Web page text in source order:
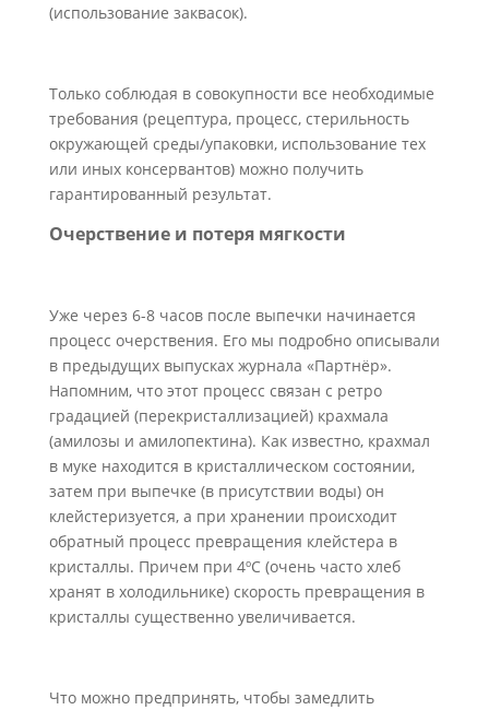
(использование заквасок).
Только соблюдая в совокупности все необходимые
требования (рецептура, процесс, стерильность
окружающей среды/упаковки, использование тех
или иных консервантов) можно получить
гарантированный результат.
Очерствение и потеря мягкости
Уже через 6-8 часов после выпечки начинается
процесс очерствения. Его мы подробно описывали
в предыдущих выпусках журнала «Партнёр».
Напомним, что этот процесс связан с ретро
градацией (перекристаллизацией) крахмала
(амилозы и амилопектина). Как известно, крахмал
в муке находится в кристаллическом состоянии,
затем при выпечке (в присутствии воды) он
клейстеризуется, а при хранении происходит
обратный процесс превращения клейстера в
кристаллы. Причем при 4ºС (очень часто хлеб
хранят в холодильнике) скорость превращения в
кристаллы существенно увеличивается.
Что можно предпринять, чтобы замедлить